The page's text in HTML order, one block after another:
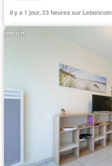
Il y a 1 jour, 23 heures sur Leboncoin